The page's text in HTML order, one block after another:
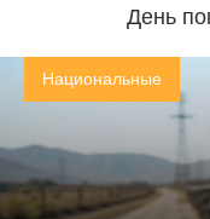
День
Национальные